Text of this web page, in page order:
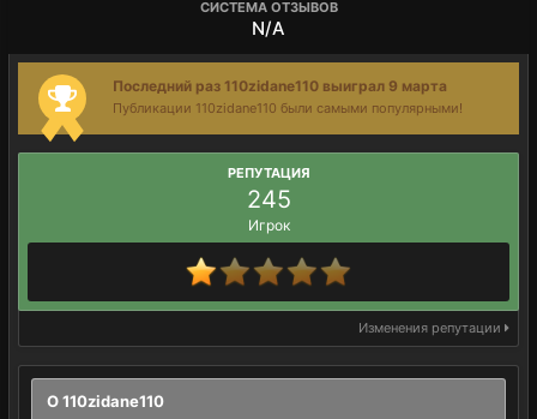
СИСТЕМА ОТЗЫВОВ
N/A
Последний раз 110zidane110 выиграл 9 марта
Публикации 110zidane110 были самыми популярными!
РЕПУТАЦИЯ
245
Игрок
Изменения репутации
О 110zidane110